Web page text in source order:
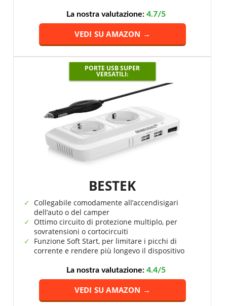
La nostra valutazione: 4.7/5
VEDI SU AMAZON →
PORTE USB SUPER
VERSATILI:
BESTEK
Collegabile comodamente all’accendisigari
dell’auto o del camper
Ottimo circuito di protezione multiplo, per
sovratensioni o cortocircuiti
Funzione Soft Start, per limitare i picchi di
corrente e rendere più longevo il dispositivo
La nostra valutazione: 4.4/5
VEDI SU AMAZON →